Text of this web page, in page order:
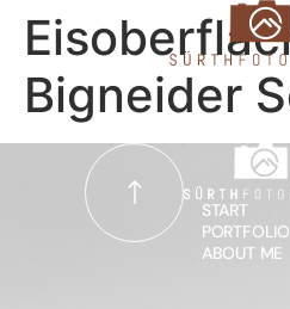
START
Bigneider
START
PORTFOLIO
ABOUT ME